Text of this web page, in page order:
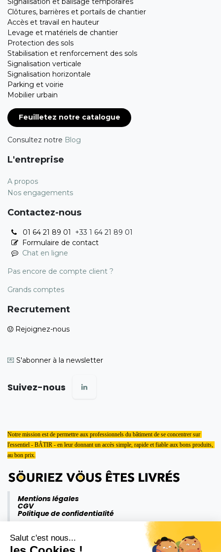
Salut c'est nous...
Clôtures, barrières et portails de chantier
Accès et travail en hauteur
Levage et matériels de chantier
Protection des sols
Stabilisation et renforcement des sols
Signalisation verticale
Signalisation horizontale
Parking et voirie
Mobilier urbain
Feuilletez notre catalogue
Consultez notre Blog
L'entreprise
A propos
Nos engagements
Contactez-nous
01 64 21 89 01 +33 1 64 21 89 01
Formulaire de contact
Chat en ligne
Pas encore de compte client ?
Grands comptes
Recrutement
Rejoignez-nous
💌 S'abonner à la newsletter
Suivez-nous
Notre mission est de permettre aux professionnels du bâtiment de se concentrer sur
l'essentiel - BÂTIR - en leur donnant un accès simple, rapide et fiable aux bons produits,
au bon prix.
Mentions légales
CGV
Politique de confidentialité